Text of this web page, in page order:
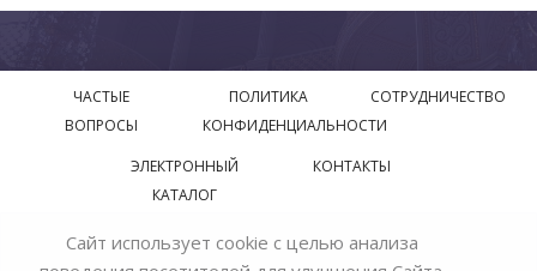
ЧАСТЫЕ
ВОПРОСЫ
ПОЛИТИКА
КОНФИДЕНЦИАЛЬНОСТИ
СОТРУДНИЧЕСТВО
ЭЛЕКТРОННЫЙ
КАТАЛОГ
КОНТАКТЫ
© 2018—2026 Официальный сайт завода производителя
Сайт использует cookie с целью анализа